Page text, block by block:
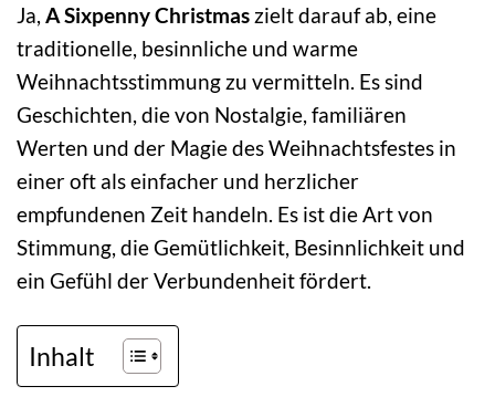
Ja, A Sixpenny Christmas zielt darauf ab, eine
traditionelle, besinnliche und warme
Weihnachtsstimmung zu vermitteln. Es sind
Geschichten, die von Nostalgie, familiären
Werten und der Magie des Weihnachtsfestes in
einer oft als einfacher und herzlicher
empfundenen Zeit handeln. Es ist die Art von
Stimmung, die Gemütlichkeit, Besinnlichkeit und
ein Gefühl der Verbundenheit fördert.
Inhalt